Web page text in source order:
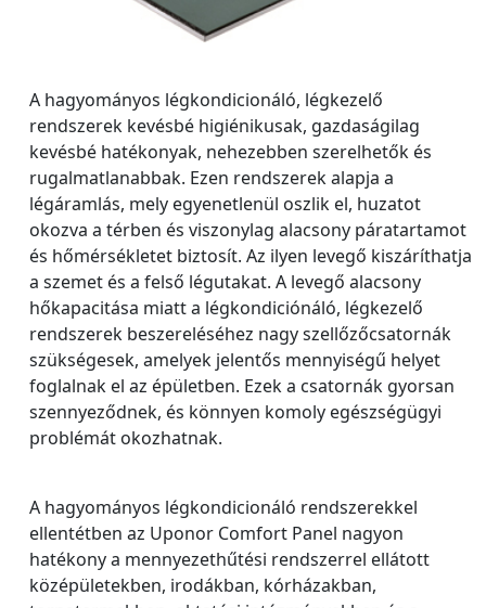
A hagyományos légkondicionáló, légkezelő
rendszerek kevésbé higiénikusak, gazdaságilag
kevésbé hatékonyak, nehezebben szerelhetők és
rugalmatlanabbak. Ezen rendszerek alapja a
légáramlás, mely egyenetlenül oszlik el, huzatot
okozva a térben és viszonylag alacsony páratartamot
és hőmérsékletet biztosít. Az ilyen levegő kiszáríthatja
a szemet és a felső légutakat. A levegő alacsony
hőkapacitása miatt a légkondiciónáló, légkezelő
rendszerek beszereléséhez nagy szellőzőcsatornák
szükségesek, amelyek jelentős mennyiségű helyet
foglalnak el az épületben. Ezek a csatornák gyorsan
szennyeződnek, és könnyen komoly egészségügyi
problémát okozhatnak.
A hagyományos légkondicionáló rendszerekkel
ellentétben az Uponor Comfort Panel nagyon
hatékony a mennyezethűtési rendszerrel ellátott
középületekben, irodákban, kórházakban,